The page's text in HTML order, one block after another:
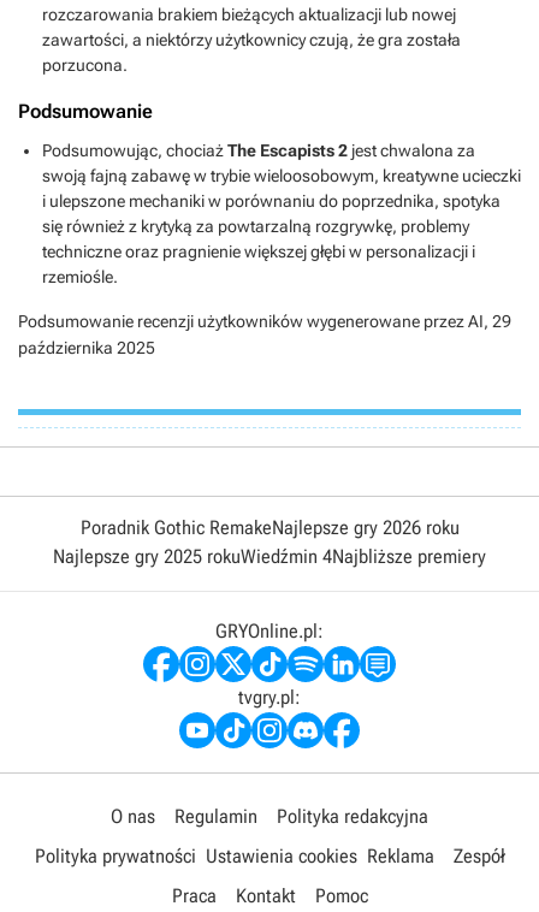
rozczarowania brakiem bieżących aktualizacji lub nowej
zawartości, a niektórzy użytkownicy czują, że gra została
porzucona.
Podsumowanie
Podsumowując, chociażThe Escapists 2 jest chwalona za
swoją fajną zabawę w trybie wieloosobowym, kreatywne ucieczki
i ulepszone mechaniki w porównaniu do poprzednika, spotyka
się również z krytyką za powtarzalną rozgrywkę, problemy
techniczne oraz pragnienie większej głębi w personalizacji i
rzemiośle.
Podsumowanie recenzji użytkowników wygenerowane przez AI, 29
października 2025
Poradnik Gothic RemakeNajlepsze gry 2026 roku
Najlepsze gry 2025 rokuWiedźmin 4Najbliższe premiery
GRYOnline.pl:
tvgry.pl:
O nas Regulamin
Polityka redakcyjna
Polityka prywatności Ustawienia cookies Reklama
Zespół
Praca
Kontakt Pomoc